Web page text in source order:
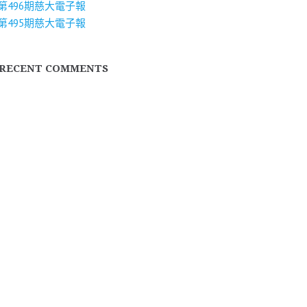
496期慈大電子報
495期慈大電子報
COMMENTS